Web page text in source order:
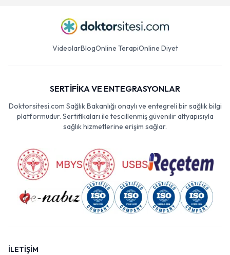
VideolarBlogOnline TerapiOnline Diyet
SERTİFİKA VE ENTEGRASYONLAR
Doktorsitesi.com Sağlık Bakanlığı onaylı ve entegreli bir sağlık bilgi
platformudur. Sertifikaları ile tescillenmiş güvenilir altyapısıyla
sağlık hizmetlerine erişim sağlar.
İLETİŞİM